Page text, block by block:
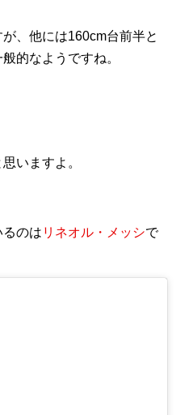
、他には160cm台前半と
的なようですね。
いますよ。
るのは リネオル・メッシで